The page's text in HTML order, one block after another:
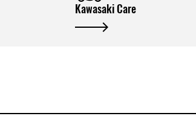
Kawasaki Care